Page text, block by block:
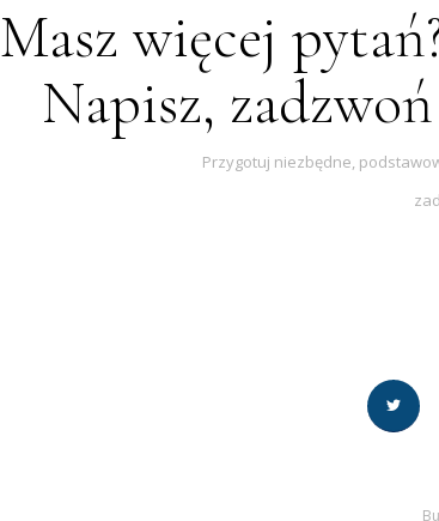
Masz więcej
Napisz,
Przygotuj niezbędne,